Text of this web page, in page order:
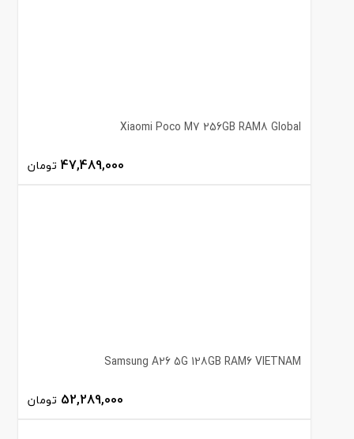
Xiaomi Poco M7 256GB RAM8 Global
47,489,000 تومان
Samsung A26 5G 128GB RAM6 VIETNAM
52,289,000 تومان